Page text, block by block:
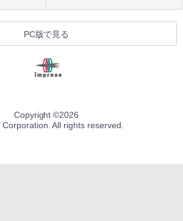
PC版で見る
Copyright ©2026
Corporation. All rights reserved.